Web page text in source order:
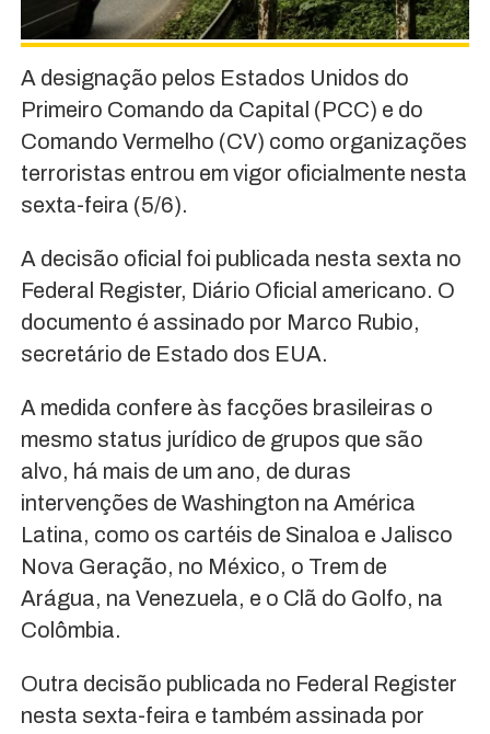
A designação pelos Estados Unidos do
Primeiro Comando da Capital (PCC) e do
Comando Vermelho (CV) como organizações
terroristas entrou em vigor oficialmente nesta
sexta-feira (5/6).
A decisão oficial foi publicada nesta sexta no
Federal Register, Diário Oficial americano. O
documento é assinado por Marco Rubio,
secretário de Estado dos EUA.
A medida confere às facções brasileiras o
mesmo status jurídico de grupos que são
alvo, há mais de um ano, de duras
intervenções de Washington na América
Latina, como os cartéis de Sinaloa e Jalisco
Nova Geração, no México, o Trem de
Arágua, na Venezuela, e o Clã do Golfo, na
Colômbia.
Outra decisão publicada no Federal Register
nesta sexta-feira e também assinada por